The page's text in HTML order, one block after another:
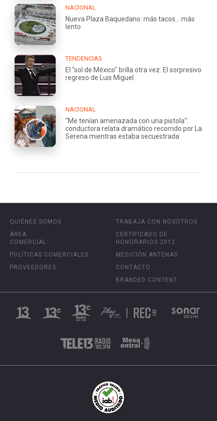
NACIONAL
Nueva Plaza Baquedano: más tacos... más
lento
TENDENCIAS
El "sol de México" brilla otra vez: El sorpresivo
regreso de Luis Miguel
NACIONAL
"Me tenían amenazada con una pistola":
conductora relata dramático recorrido por La
Serena mientras estaba secuestrada
QUIÉNES SOMOS
ÁREA
COMERCIAL
POLÍTICAS COMERCIALES
PROVEEDORES
TRABAJA CON NOSOTROS
CERTIFICADO DE
HONORARIOS 2012
MEDICIÓN ANTENAS
CONTACTO
BRANDED CONTENT